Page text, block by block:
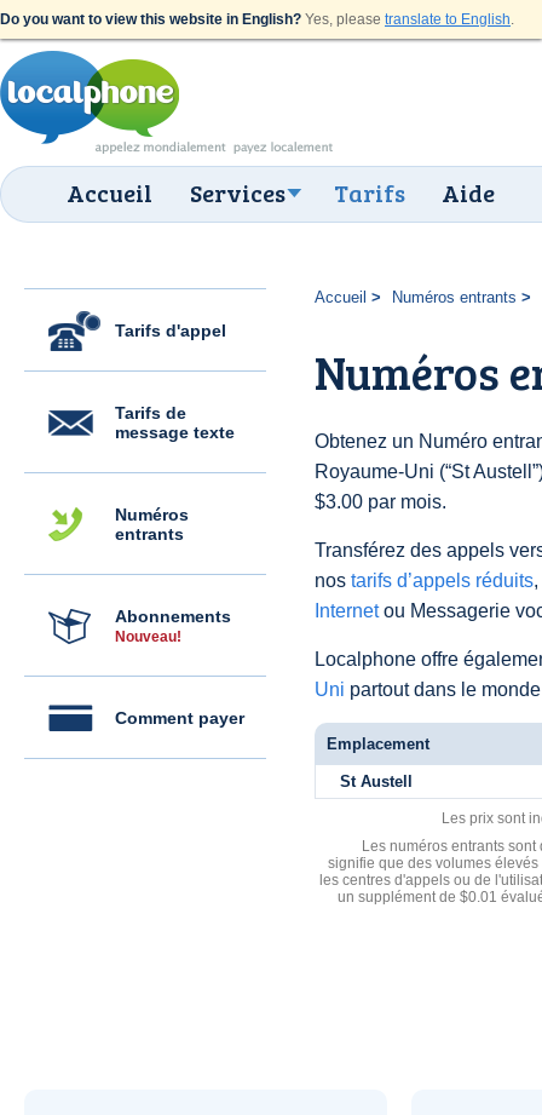
Do you want to view this website in English? Yes, please translate to English.
Accueil Services Tarifs Aide
Tarifs d'appel
Tarifs de
message texte
Numéros
entrants
Abonnements
Nouveau!
Comment payer
Accueil Numéros entrants
Numéros
Obtenez un Numéro
Royaume-Uni (“St
$3.00 par mois.
Transférez des appels
nos tarifs d’appels réduits
Internetou Messagerie
Localphone offre
Uni partout dans le
Emplacement
St Austell
Les prix sont
Les numéros entrants
signifie que des volumes
les centres d'appels ou de
un supplément de $0.01